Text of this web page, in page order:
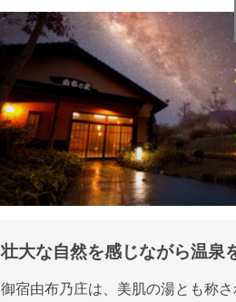
壮大な自然を感じながら温泉
御宿由布乃庄は、美肌の湯とも称